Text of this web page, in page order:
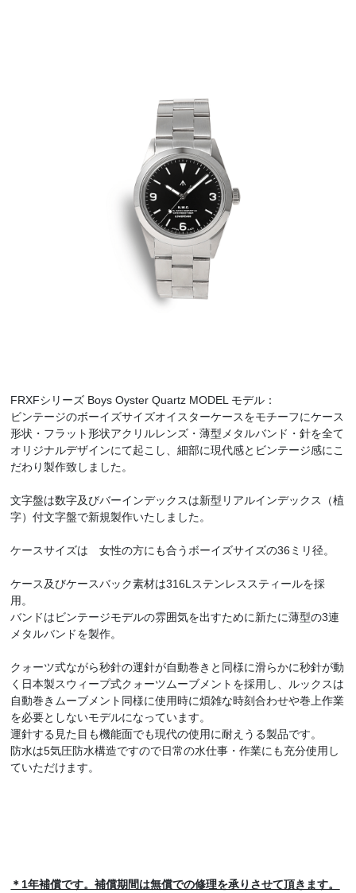
FRXFシリーズ Boys Oyster Quartz MODEL モデル：
ビンテージのボーイズサイズオイスターケースをモチーフにケース
形状・フラット形状アクリルレンズ・薄型メタルバンド・針を全て
オリジナルデザインにて起こし、細部に現代感とビンテージ感にこ
だわり製作致しました。
文字盤は数字及びバーインデックスは新型リアルインデックス（植
字）付文字盤で新規製作いたしました。
ケースサイズは 女性の方にも合うボーイズサイズの36ミリ径。
ケース及びケースバック素材は316Lステンレススティールを採
用。
バンドはビンテージモデルの雰囲気を出すために新たに薄型の3連
メタルバンドを製作。
クォーツ式ながら秒針の運針が自動巻きと同様に滑らかに秒針が動
く日本製スウィープ式クォーツムーブメントを採用し、ルックスは
自動巻きムーブメント同様に使用時に煩雑な時刻合わせや巻上作業
を必要としないモデルになっています。
運針する見た目も機能面でも現代の使用に耐えうる製品です。
防水は5気圧防水構造ですので日常の水仕事・作業にも充分使用し
ていただけます。
＊ 1年補償です。補償期間は無償での修理を承りさせて頂きます。